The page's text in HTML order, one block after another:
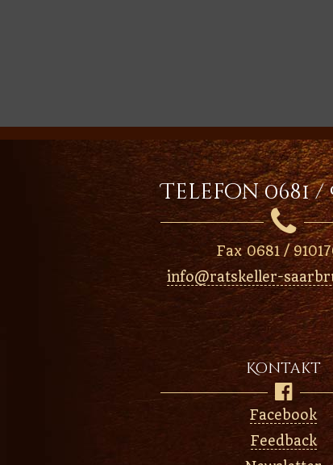
Telefon 0681 /

Fax 0681 /
info@ratskeller-
Kontakt

Facebook
Feedback